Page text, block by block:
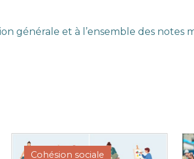
générale et à l’ensemble des notes
Cohésion sociale